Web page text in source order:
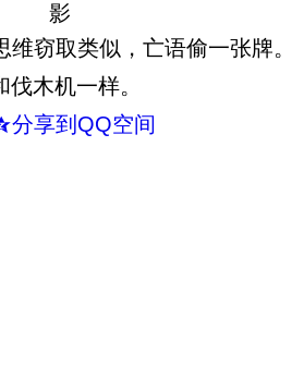
维窃取类似，亡语偷一张牌。
木机一样。
分享到QQ空间